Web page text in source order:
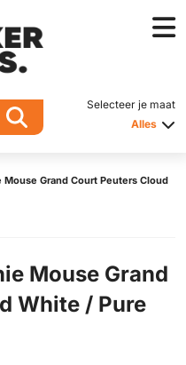
Selecteer je maat
Alles
Grand Court Peuters Cloud
Mouse Grand
White / Pure